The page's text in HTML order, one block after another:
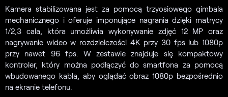
Kamera stabilizowana jest za pomocą trzyosiowego gimbala
mechanicznego i oferuje imponujące nagrania dzięki matrycy
1/2,3 cala, która umożliwia wykonywanie zdjęć 12 MP oraz
nagrywanie wideo w rozdzielczości 4K przy 30 fps lub 1080p
przy nawet 96 fps. W zestawie znajduje się kompaktowy
kontroler, który można podłączyć do smartfona za pomocą
wbudowanego kabla, aby oglądać obraz 1080p bezpośrednio
na ekranie telefonu.